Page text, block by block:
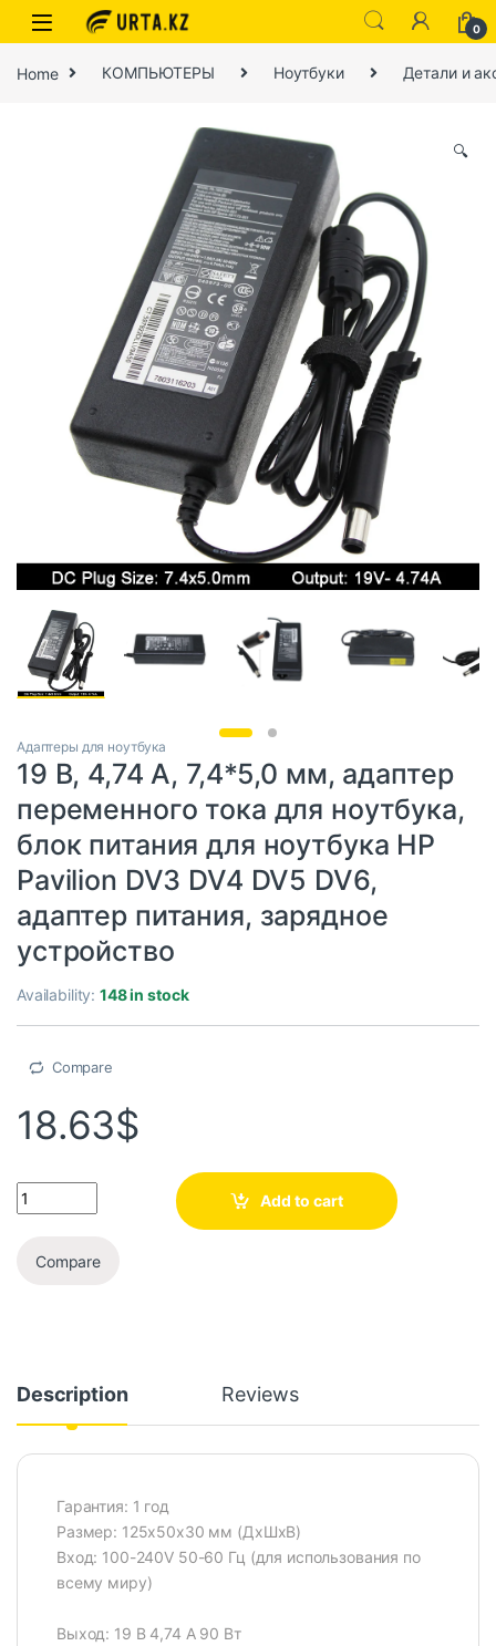
0
Home КОМПЬЮТЕРЫ Ноутбуки Детали и
🔍
Адаптеры для ноутбука
19 В, 4,74 А, 7,4*5,0 мм, адаптер
переменного тока для ноутбука,
блок питания для ноутбука HP
Pavilion DV3 DV4 DV5 DV6,
адаптер питания, зарядное
устройство
Availability:148 in stock
Compare
18.63$
Add to cart
Compare
Description Reviews
Гарантия: 1 год
Размер: 125x50x30 мм (ДхШхВ)
Вход: 100-240V 50-60 Гц (для использования по
всему миру)
Выход: 19 В 4,74 А 90 Вт